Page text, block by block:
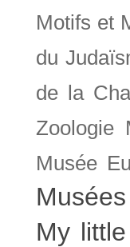
Motifs et
du
de la
Zoologie
Musée
My